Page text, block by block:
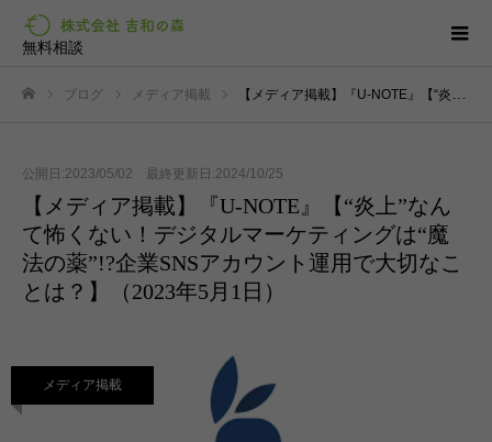
無料相談
ブログ メディア掲載 【メディア掲載】『U-NOTE』【“炎上”なんて怖くない！デジタルマーケティングは“魔法の薬”!?企業SNSアカウント運用で大切なことは？】（2023年5月1日）
公開日:2023/05/02 最終更新日:2024/10/25
【メディア掲載】『U-NOTE』【“炎上”なん
て怖くない！デジタルマーケティングは“魔
法の薬”!?企業SNSアカウント運用で大切なこ
とは？】（2023年5月1日）
メディア掲載